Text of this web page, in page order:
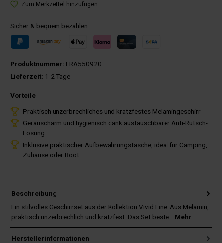
Zum Merkzettel hinzufügen
Sicher & bequem bezahlen
Produktnummer: FRA550920
Lieferzeit: 1-2 Tage
Vorteile
Praktisch unzerbrechliches und kratzfestes Melamingeschirr
Geräuscharm und hygienisch dank austauschbarer Anti-Rutsch-
Lösung
Inklusive praktischer Aufbewahrungstasche, ideal für Camping,
Zuhause oder Boot
Beschreibung
Ein stilvolles Geschirrset aus der Kollektion Vivid Line. Aus Melamin,
praktisch unzerbrechlich und kratzfest. Das Set beste… Mehr
Herstellerinformationen